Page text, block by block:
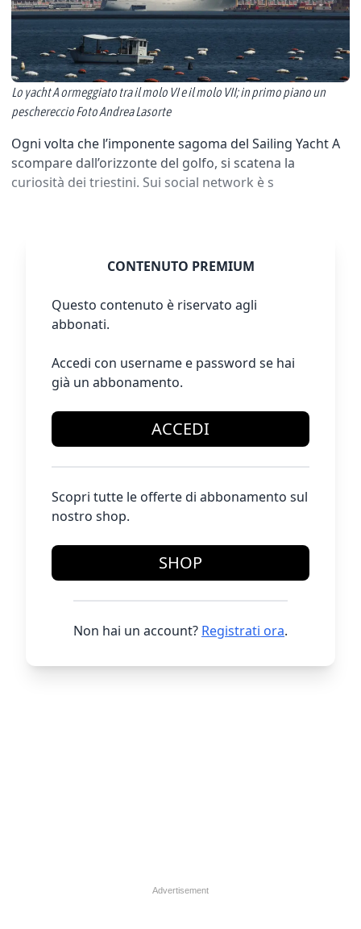
Lo yacht A ormeggiato tra il molo VI e il molo VII; in primo piano un
peschereccio Foto Andrea Lasorte
Ogni volta che l’imponente sagoma del Sailing Yacht A
scompare dall’orizzonte del golfo, si scatena la
curiosità dei triestini. Sui social network è s
CONTENUTO PREMIUM
Questo contenuto è riservato agli
abbonati.
Accedi con username e password se hai
già un abbonamento.
ACCEDI
Scopri tutte le offerte di abbonamento sul
nostro shop.
SHOP
Non hai un account? Registrati ora.